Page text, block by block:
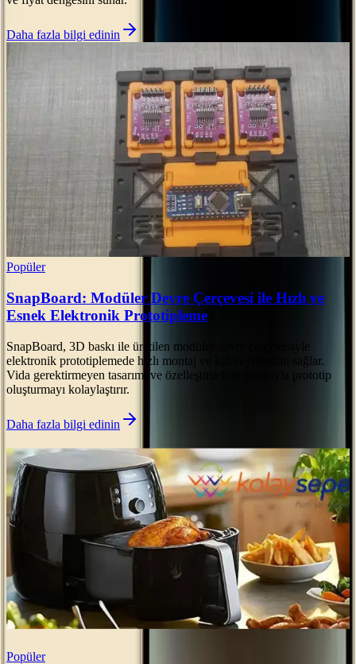
Daha fazla bilgi edinin
Popüler
SnapBoard: Modüler Devre Çerçevesi ile Hızlı ve
Esnek Elektronik Prototipleme
SnapBoard, 3D baskı ile üretilen modüler devre çerçevesiyle
elektronik prototiplemede hızlı montaj ve kablo yönetimi sağlar.
Vida gerektirmeyen tasarımı ve özelleştirilebilir yapısıyla prototip
oluşturmayı kolaylaştırır.
Daha fazla bilgi edinin
Popüler